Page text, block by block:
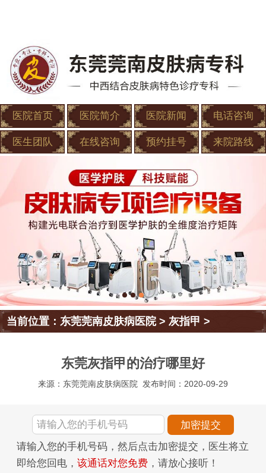
医院首页 医院简介 医院新闻 电话咨询
医生团队 在线咨询 预约挂号 来院路线
当前位置：东莞莞南皮肤病医院>灰指甲 >
东莞灰指甲的治疗哪里好
来源：东莞莞南皮肤病医院 发布时间：2020-09-29
请输入您的手机号码，然后点击加密提交，医生将立
即给您回电， 该通话对您免费 ，请放心接听！